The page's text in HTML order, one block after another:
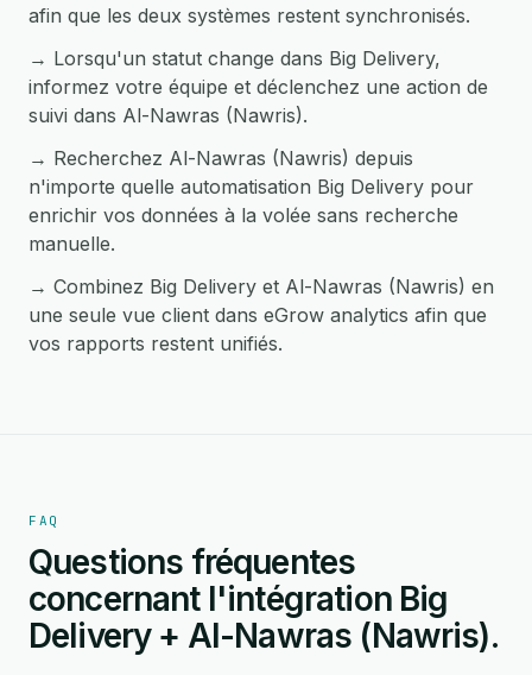
afin que les deux systèmes restent synchronisés.
→ Lorsqu'un statut change dans Big Delivery,
informez votre équipe et déclenchez une action de
suivi dans Al-Nawras (Nawris).
→ Recherchez Al-Nawras (Nawris) depuis
n'importe quelle automatisation Big Delivery pour
enrichir vos données à la volée sans recherche
manuelle.
→ Combinez Big Delivery et Al-Nawras (Nawris) en
une seule vue client dans eGrow analytics afin que
vos rapports restent unifiés.
FAQ
Questions fréquentes
concernant l'intégration Big
Delivery + Al-Nawras (Nawris).